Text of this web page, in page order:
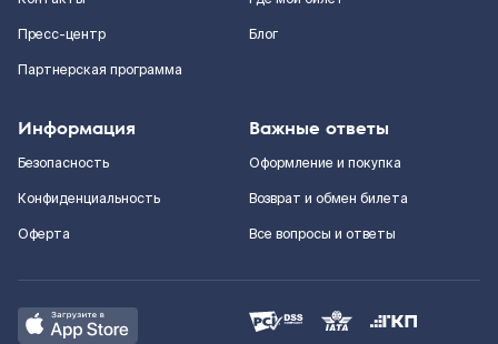
Пресс-центр
Партнерская программа
Блог
Информация
Безопасность
Конфиденциальность
Оферта
Важные ответы
Оформление и покупка
Возврат и обмен билета
Все вопросы и ответы